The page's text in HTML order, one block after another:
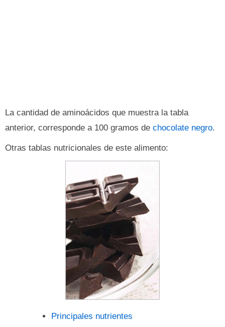
La cantidad de aminoácidos que muestra la tabla
anterior, corresponde a 100 gramos de chocolate negro.
Otras tablas nutricionales de este alimento:
Principales nutrientes